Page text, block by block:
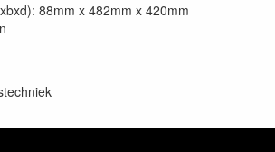
88mm x 482mm x 420mm